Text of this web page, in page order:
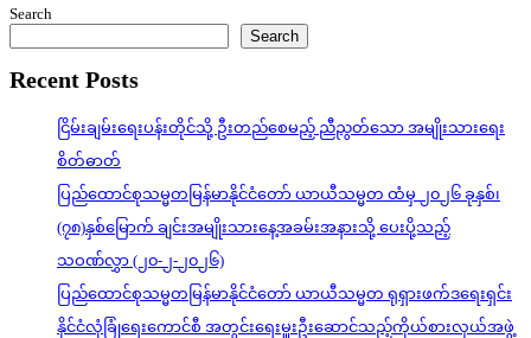
Search
Search
Recent Posts
ငြိမ်းချမ်းရေးပန်းတိုင်သို့ ဦးတည်စေမည့် ညီညွတ်သော အမျိုးသားရေး
စိတ်ဓာတ်
ပြည်ထောင်စုသမ္မတမြန်မာနိုင်ငံတော် ယာယီသမ္မတ ထံမှ ၂၀၂၆ ခုနှစ်၊
(၇၈)နှစ်မြောက် ချင်းအမျိုးသားနေ့အခမ်းအနားသို့ ပေးပို့သည့်
သဝဏ်လွှာ (၂၀-၂-၂၀၂၆)
ပြည်ထောင်စုသမ္မတမြန်မာနိုင်ငံတော် ယာယီသမ္မတ ရုရှားဖက်ဒရေးရှင်း
နိုင်ငံလုံခြုံရေးကောင်စီ အတွင်းရေးမှူးဦးဆောင်သည့်ကိုယ်စားလှယ်အဖွဲ့